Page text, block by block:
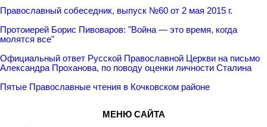
Православный собеседник, выпуск №60 от 2 мая 2015 г.
Протоиерей Борис Пивоваров: "Война — это время, когда
молятся все"
Официальный ответ Русской Православной Церкви на письмо
Александра Проханова, по поводу оценки личности Сталина
Пятые Православные чтения в Кочковском районе
МЕНЮ САЙТА